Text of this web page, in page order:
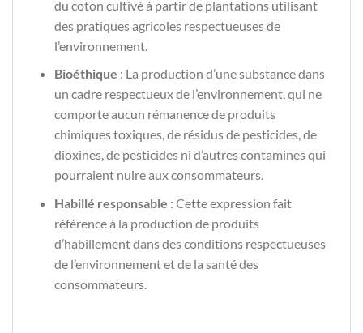
du coton cultivé à partir de plantations utilisant
des pratiques agricoles respectueuses de
l’environnement.
Bioéthique : La production d’une substance dans
un cadre respectueux de l’environnement, qui ne
comporte aucun rémanence de produits
chimiques toxiques, de résidus de pesticides, de
dioxines, de pesticides ni d’autres contamines qui
pourraient nuire aux consommateurs.
Habillé responsable : Cette expression fait
référence à la production de produits
d’habillement dans des conditions respectueuses
de l’environnement et de la santé des
consommateurs.